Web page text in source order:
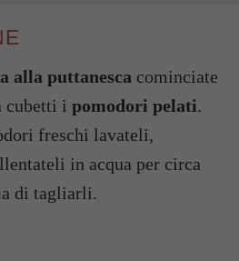
alla puttanesca cominciate
cubetti i pomodori pelati.
freschi lavateli,
in acqua per circa
di tagliarli.